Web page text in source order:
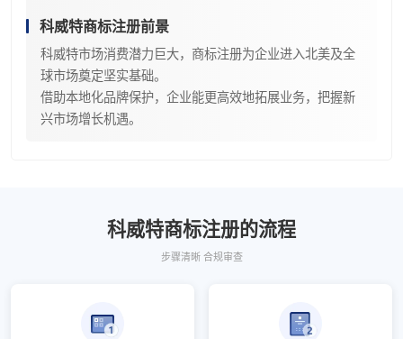
科威特商标注册前景
科威特市场消费潜力巨大，商标注册为企业进入北美及全
球市场奠定坚实基础。
借助本地化品牌保护，企业能更高效地拓展业务，把握新
兴市场增长机遇。
科威特商标注册的流程
步骤清晰 合规审查